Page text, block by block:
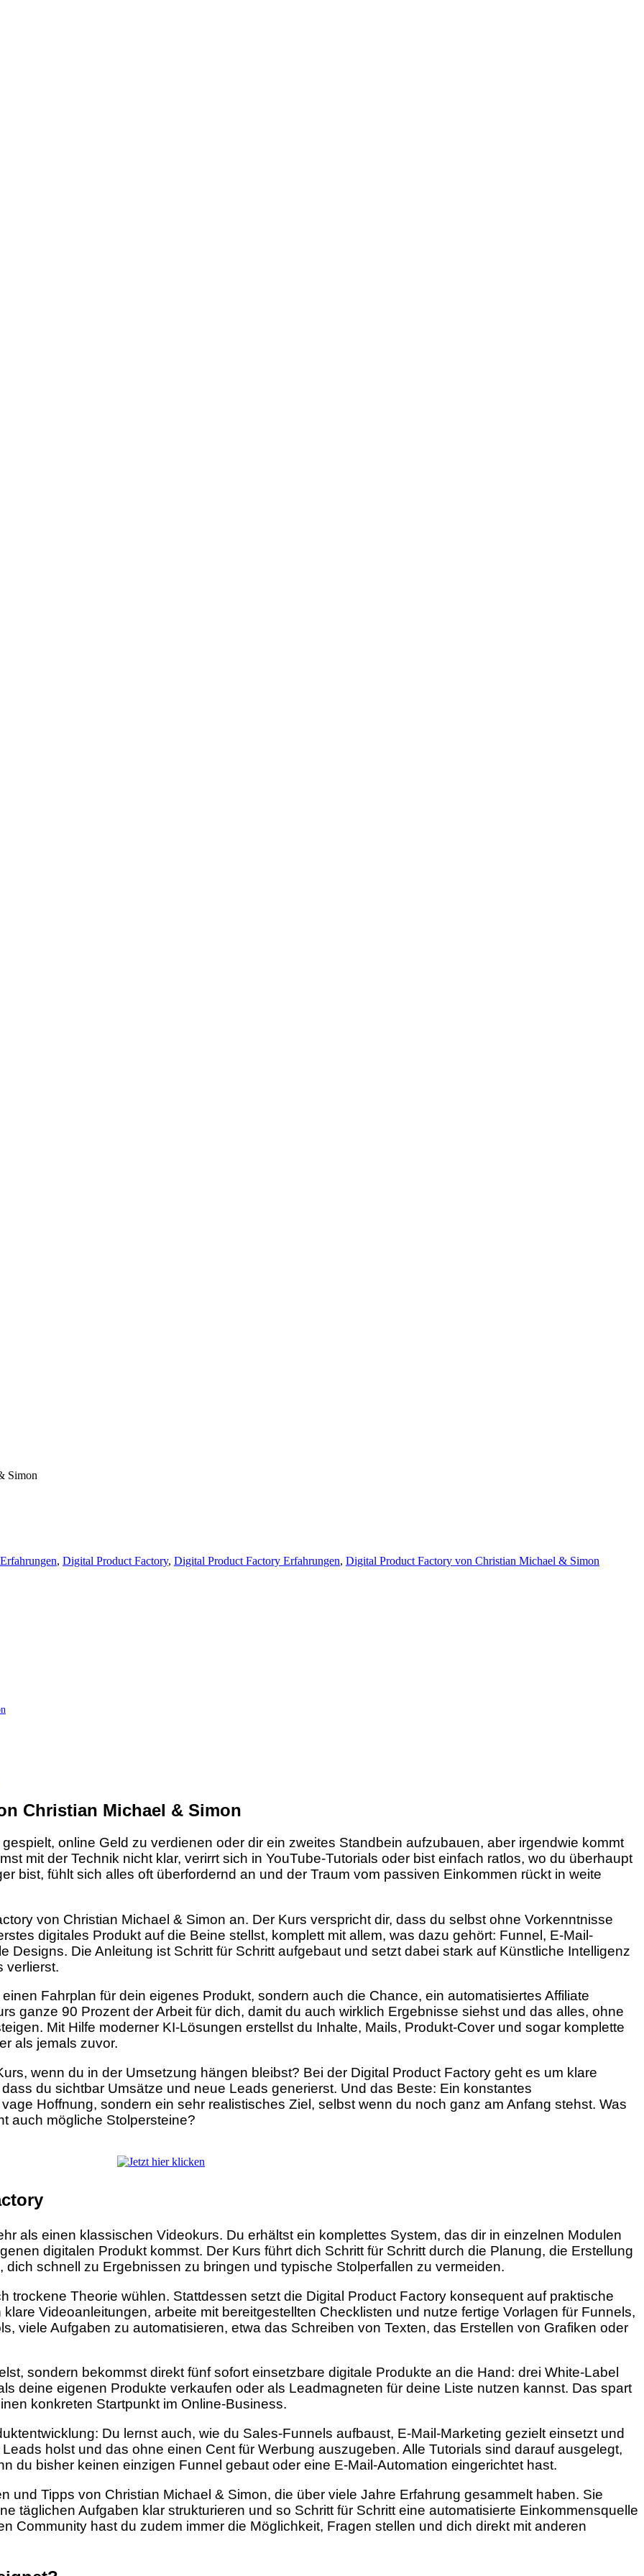
, Digital Product Factory, Digital Product Factory Erfahrungen, Digital Product Factory von Christian Michael & Simon
Christian Michael & Simon
online Geld zu verdienen oder dir ein zweites Standbein aufzubauen, aber irgendwie kommt
mit der Technik nicht klar, verirrt sich in YouTube-Tutorials oder bist einfach ratlos, wo du überhaupt
bist, fühlt sich alles oft überfordernd an und der Traum vom passiven Einkommen rückt in weite
von Christian Michael & Simon an. Der Kurs verspricht dir, dass du selbst ohne Vorkenntnisse
digitales Produkt auf die Beine stellst, komplett mit allem, was dazu gehört: Funnel, E-Mail-
Designs. Die Anleitung ist Schritt für Schritt aufgebaut und setzt dabei stark auf Künstliche Intelligenz
verlierst.
Fahrplan für dein eigenes Produkt, sondern auch die Chance, ein automatisiertes Affiliate
ganze 90 Prozent der Arbeit für dich, damit du auch wirklich Ergebnisse siehst und das alles, ohne
Mit Hilfe moderner KI-Lösungen erstellst du Inhalte, Mails, Produkt-Cover und sogar komplette
als jemals zuvor.
wenn du in der Umsetzung hängen bleibst? Bei der Digital Product Factory geht es um klare
du sichtbar Umsätze und neue Leads generierst. Und das Beste: Ein konstantes
Hoffnung, sondern ein sehr realistisches Ziel, selbst wenn du noch ganz am Anfang stehst. Was
auch mögliche Stolpersteine?
als einen klassischen Videokurs. Du erhältst ein komplettes System, das dir in einzelnen Modulen
digitalen Produkt kommst. Der Kurs führt dich Schritt für Schritt durch die Planung, die Erstellung
schnell zu Ergebnissen zu bringen und typische Stolperfallen zu vermeiden.
trockene Theorie wühlen. Stattdessen setzt die Digital Product Factory konsequent auf praktische
Videoanleitungen, arbeite mit bereitgestellten Checklisten und nutze fertige Vorlagen für Funnels,
viele Aufgaben zu automatisieren, etwa das Schreiben von Texten, das Erstellen von Grafiken oder
sondern bekommst direkt fünf sofort einsetzbare digitale Produkte an die Hand: drei White-Label
deine eigenen Produkte verkaufen oder als Leadmagneten für deine Liste nutzen kannst. Das spart
konkreten Startpunkt im Online-Business.
Du lernst auch, wie du Sales-Funnels aufbaust, E-Mail-Marketing gezielt einsetzt und
holst und das ohne einen Cent für Werbung auszugeben. Alle Tutorials sind darauf ausgelegt,
du bisher keinen einzigen Funnel gebaut oder eine E-Mail-Automation eingerichtet hast.
und Tipps von Christian Michael & Simon, die über viele Jahre Erfahrung gesammelt haben. Sie
täglichen Aufgaben klar strukturieren und so Schritt für Schritt eine automatisierte Einkommensquelle
Community hast du zudem immer die Möglichkeit, Fragen stellen und dich direkt mit anderen